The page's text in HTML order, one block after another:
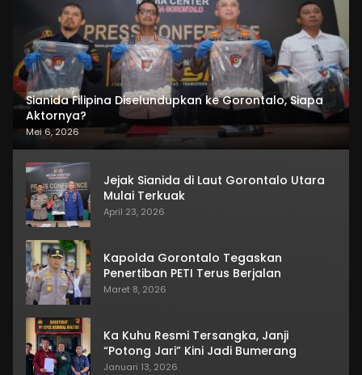
Sianida Filipina Diselundupkan ke Gorontalo, Siapa
Aktornya?
Mei 6, 2026
Jejak Sianida di Laut Gorontalo Utara
Mulai Terkuak
April 23, 2026
Kapolda Gorontalo Tegaskan
Penertiban PETI Terus Berjalan
Maret 8, 2026
Ka Kuhu Resmi Tersangka, Janji
“Potong Jari” Kini Jadi Bumerang
Januari 13, 2026